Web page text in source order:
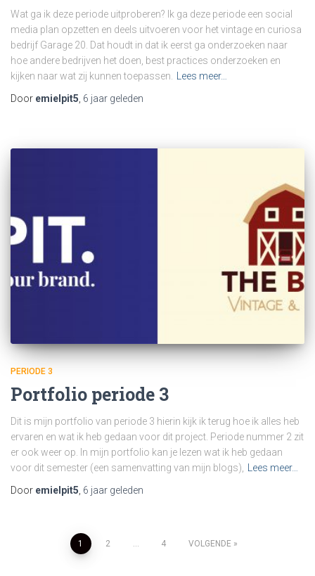
Wat ga ik deze periode uitproberen? Ik ga deze periode een social
media plan opzetten en deels uitvoeren voor het vintage en curiosa
bedrijf Garage 20. Dat houdt in dat ik eerst ga onderzoeken naar
hoe andere bedrijven het doen, best practices onderzoeken en
kijken naar wat zij kunnen toepassen.
Lees meer…
Door emielpit5 6 jaar geleden
PERIODE 3
Portfolio periode 3
Dit is mijn portfolio van periode 3 hierin kijk ik terug hoe ik alles heb
ervaren en wat ik heb gedaan voor dit project. Periode nummer 2 zit
er ook weer op. In mijn portfolio kan je lezen wat ik heb gedaan
voor dit semester (een samenvatting van mijn blogs), Lees meer…
Door emielpit5, 6 jaar geleden
Berichten
1 2 … 4 VOLGENDE